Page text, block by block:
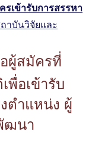
รเข้ารับการสรรหา
าบันวิจัยและ
ผู้สมัครที่
อเข้ารับ
ตำแหน่ง ผู้
ฒนา